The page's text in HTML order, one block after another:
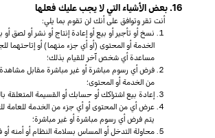
16. بعض الأشياء التي لا يجب عليك فعلها
أنت تقر وتوافق على أنك لن تقوم بما يلي:
نسخ أو تأجير أو بيع أو إعادة إنتاج أو نشر أو لصق
الخدمة أو المحتوى (أو أي جزء منهما) أو إتاحتهما
مساعدة أي شخص آخر للقيام بذلك؛
فرض أي رسوم مباشرة أو غير مباشرة مقابل
من الخدمة أو المحتوى؛
إعادة بيع اشتراكك أو حسابك أو القسيمة المتعلقة
عرض أي من المحتوى أو أي جزء من الخدمة للعامة
يتم فرض أي رسوم مباشرة أو غير مباشرة؛
محاولة التدخل أو المساس بسلامة النظام أو أمنه